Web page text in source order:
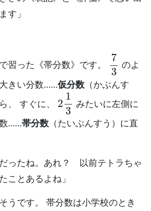
す」
習った《帯分数》です。
73
のよ
きい分数……仮分数 （かぶんす
、 すぐに、
2 13
みたいに左側に
……帯分数 （たいぶんすう）に直
だったね。あれ？ 以前テトラちゃ
ことあるよね」
うです。 帯分数は小学校のとき